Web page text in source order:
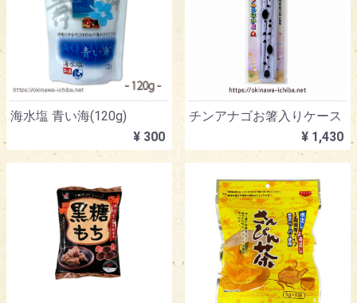
海水塩 青い海(120g)
¥ 300
チンアナゴお箸入りケース
¥ 1,430